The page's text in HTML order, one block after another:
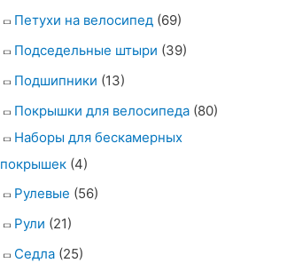
Петухи на велосипед (69)
Подседельные штыри (39)
Подшипники (13)
Покрышки для велосипеда (80)
Наборы для бескамерных
покрышек (4)
Рулевые (56)
Рули (21)
Седла (25)